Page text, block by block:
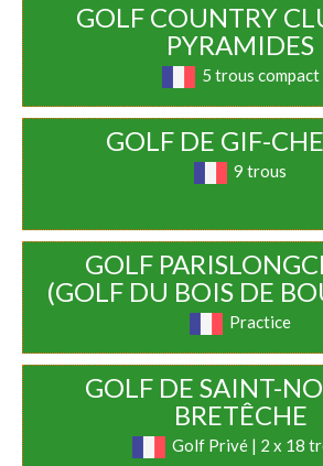
GOLF COUNTRY
PYRAMIDES
5 trous compact
GOLF DE GIF-
9 trous
GOLF
(GOLF DU BOIS DE
Practice
GOLF DE SAINT-
BRETÊCHE
Golf Privé | 2 x 18